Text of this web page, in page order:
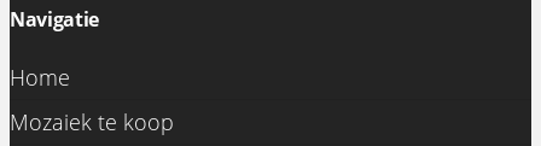
Navigatie
Home
Mozaiek te koop